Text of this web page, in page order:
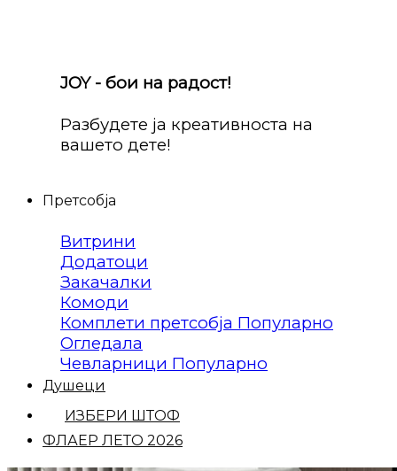
JOY - бои на радост!
Разбудете ја креативноста на
вашето дете!
Претсобја
Витрини
Додатоци
Закачалки
Комоди
Комплети претсобја
Огледала
Чевларници
Душеци
ИЗБЕРИ ШТОФ
ФЛАЕР ЛЕТО 2026